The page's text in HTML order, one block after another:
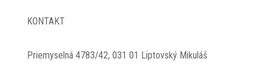
KONTAKT
Priemyselná 4783/42, 031 01 Liptovský Mikuláš